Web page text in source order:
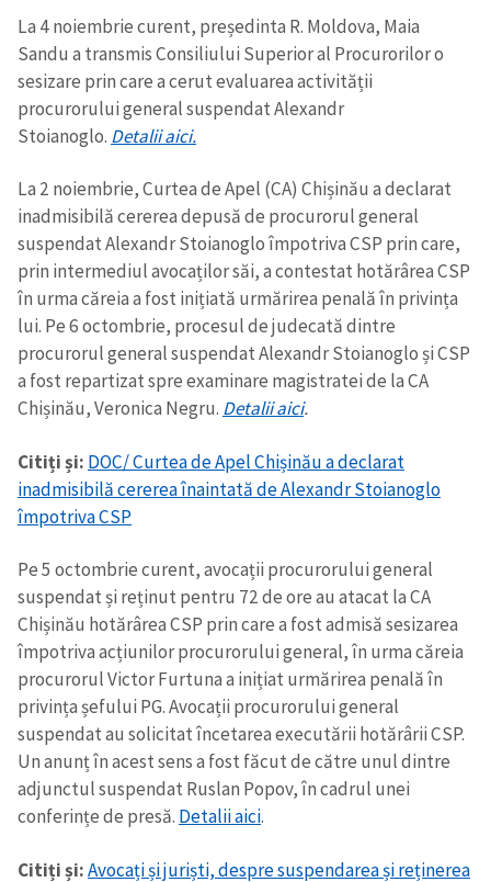
La 4 noiembrie curent, președinta R. Moldova, Maia
Sandu a transmis Consiliului Superior al Procurorilor o
sesizare prin care a cerut evaluarea activității
procurorului general suspendat Alexandr
Stoianoglo. Detalii aici.
La 2 noiembrie, Curtea de Apel (CA) Chișinău a declarat
inadmisibilă cererea depusă de procurorul general
suspendat Alexandr Stoianoglo împotriva CSP prin care,
prin intermediul avocaților săi, a contestat hotărârea CSP
în urma căreia a fost inițiată urmărirea penală în privința
lui. Pe 6 octombrie, procesul de judecată dintre
procurorul general suspendat Alexandr Stoianoglo și CSP
a fost repartizat spre examinare magistratei de la CA
Chișinău, Veronica Negru. Detalii aici.
Citiți și: DOC/ Curtea de Apel Chișinău a declarat
inadmisibilă cererea înaintată de Alexandr Stoianoglo
împotriva CSP
Pe 5 octombrie curent, avocații procurorului general
suspendat și reținut pentru 72 de ore au atacat la CA
Chișinău hotărârea CSP prin care a fost admisă sesizarea
împotriva acțiunilor procurorului general, în urma căreia
procurorul Victor Furtuna a inițiat urmărirea penală în
privința șefului PG. Avocații procurorului general
suspendat au solicitat încetarea executării hotărârii CSP.
Un anunț în acest sens a fost făcut de către unul dintre
adjunctul suspendat Ruslan Popov, în cadrul unei
conferințe de presă. Detalii aici.
Citiți și:Avocați și juriști, despre suspendarea și reținerea